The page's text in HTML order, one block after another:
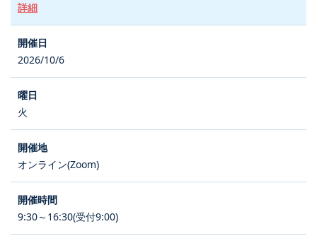
詳細
2026/10/6
火
オンライン(Zoom)
9:30～16:30(受付9:00)